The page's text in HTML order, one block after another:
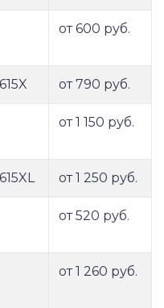
от 600 руб.
от 790 руб.
от 1 150 руб.
от 1 250 руб.
от 520 руб.
от 1 260 руб.